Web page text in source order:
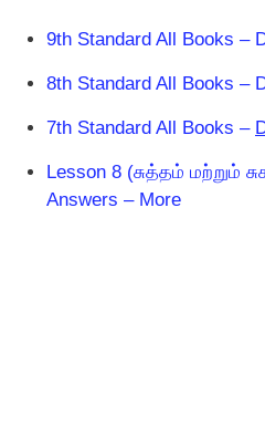
9th Standard All Books –
8th Standard All Books –
7th Standard All Books –
Lesson 8 (சுத்தம் மற்றும்
Answers – More